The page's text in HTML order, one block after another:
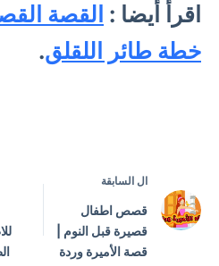
اقرأ أيضا : القصة
خطة طائر اللقلق.
ال السابقة
قصص اطفال
قصيرة قبل النوم |
قصة الأميرة وردة